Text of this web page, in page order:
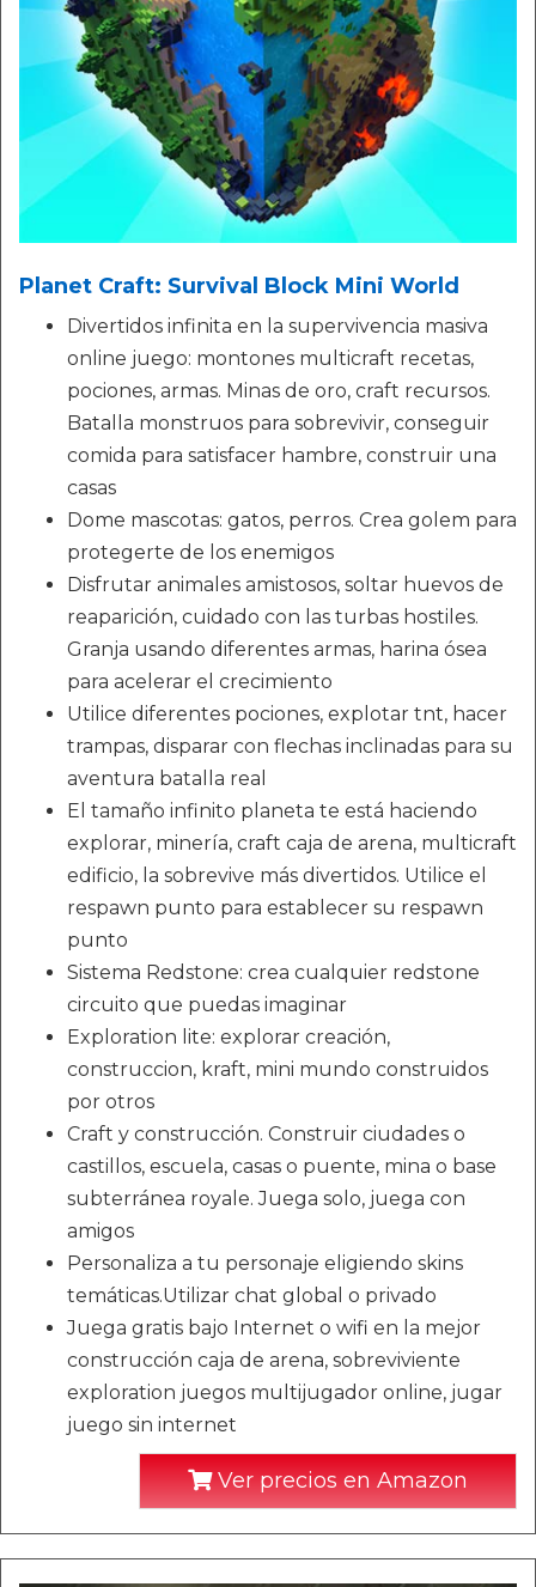
Planet Craft: Survival Block Mini World
Divertidos infinita en la supervivencia masiva
online juego: montones multicraft recetas,
pociones, armas. Minas de oro, craft recursos.
Batalla monstruos para sobrevivir, conseguir
comida para satisfacer hambre, construir una
casas
Dome mascotas: gatos, perros. Crea golem para
protegerte de los enemigos
Disfrutar animales amistosos, soltar huevos de
reaparición, cuidado con las turbas hostiles.
Granja usando diferentes armas, harina ósea
para acelerar el crecimiento
Utilice diferentes pociones, explotar tnt, hacer
trampas, disparar con flechas inclinadas para su
aventura batalla real
El tamaño infinito planeta te está haciendo
explorar, minería, craft caja de arena, multicraft
edificio, la sobrevive más divertidos. Utilice el
respawn punto para establecer su respawn
punto
Sistema Redstone: crea cualquier redstone
circuito que puedas imaginar
Exploration lite: explorar creación,
construccion, kraft, mini mundo construidos
por otros
Craft y construcción. Construir ciudades o
castillos, escuela, casas o puente, mina o base
subterránea royale. Juega solo, juega con
amigos
Personaliza a tu personaje eligiendo skins
temáticas.Utilizar chat global o privado
Juega gratis bajo Internet o wifi en la mejor
construcción caja de arena, sobreviviente
exploration juegos multijugador online, jugar
juego sin internet
Ver precios en Amazon